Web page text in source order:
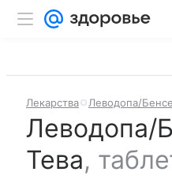
Лекарства Леводопа/
Леводопа/
Тева,